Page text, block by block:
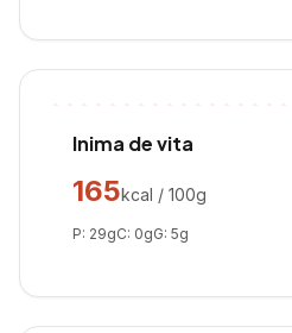
Inima de vita
165kcal / 100g
P: 29gC: 0gG: 5g